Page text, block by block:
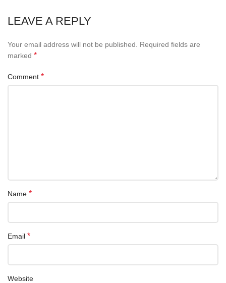
LEAVE A REPLY
Your email address will not be published.
Required fields are
marked *
Comment *
Name *
Email *
Website